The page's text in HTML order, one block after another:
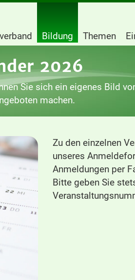
Bildung Themen
2026
Sie sich ein eigenes Bild
machen.
Zu den einzelnen
unseres
Anmeldungen per
Bitte geben Sie